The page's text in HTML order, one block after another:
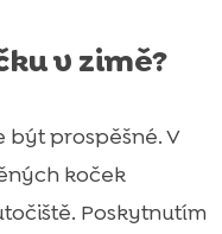
v zimě?
být prospěšné. V
koček
Poskytnutím